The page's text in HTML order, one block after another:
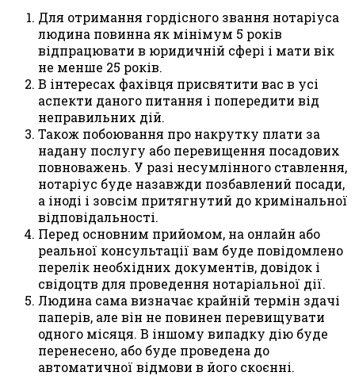
Для отримання гордісного звання нотаріуса
людина повинна як мінімум 5 років
відпрацювати в юридичній сфері і мати вік
не менше 25 років.
В інтересах фахівця присвятити вас в усі
аспекти даного питання і попередити від
неправильних дій.
Також побоювання про накрутку плати за
надану послугу або перевищення посадових
повноважень. У разі несумлінного ставлення,
нотаріус буде назавжди позбавлений посади,
а іноді і зовсім притягнутий до кримінальної
відповідальності.
Перед основним прийомом, на онлайн або
реальної консультації вам буде повідомлено
перелік необхідних документів, довідок і
свідоцтв для проведення нотаріальної дії.
Людина сама визначає крайній термін здачі
паперів, але він не повинен перевищувати
одного місяця. В іншому випадку дію буде
перенесено, або буде проведена до
автоматичної відмови в його скоєнні.